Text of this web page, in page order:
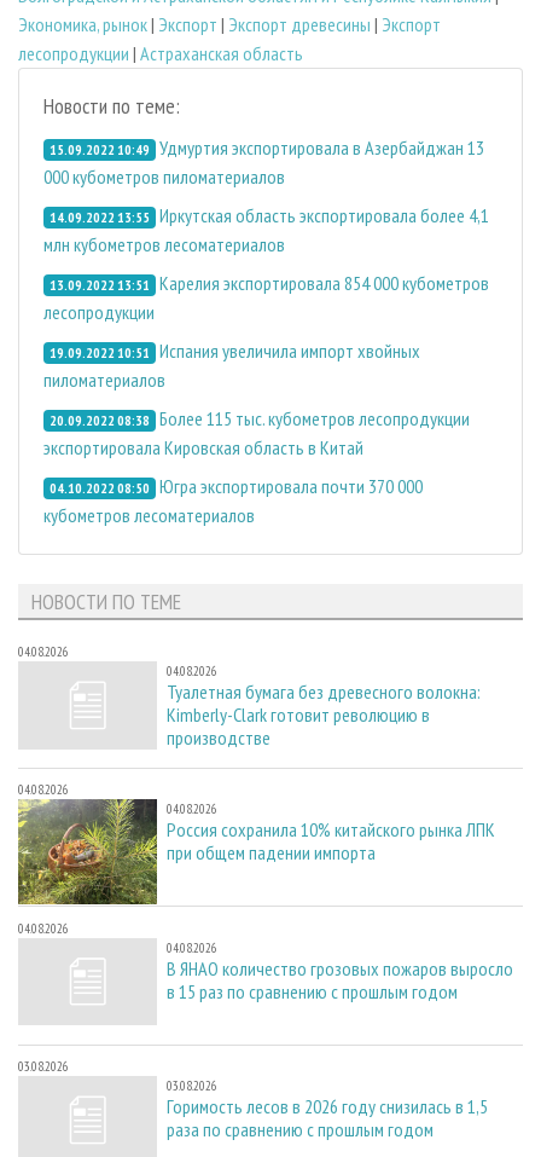
Экономика, рынок| Экспорт | Экспорт древесины | Экспорт
лесопродукции | Астраханская область
Новости по теме:
15.09.2022 10:49 Удмуртия экспортировала в Азербайджан 13
000 кубометров пиломатериалов
14.09.2022 13:55 Иркутская область экспортировала более 4,1
млн кубометров лесоматериалов
13.09.2022 13:51 Карелия экспортировала 854 000 кубометров
лесопродукции
19.09.2022 10:51 Испания увеличила импорт хвойных
пиломатериалов
20.09.2022 08:38 Более 115 тыс. кубометров лесопродукции
экспортировала Кировская область в Китай
04.10.2022 08:50 Югра экспортировала почти 370 000
кубометров лесоматериалов
НОВОСТИ ПО ТЕМЕ
04.08.2026
04.08.2026
Туалетная бумага без древесного волокна:
Kimberly-Clark готовит революцию в
производстве
04.08.2026
04.08.2026
Россия сохранила 10% китайского рынка ЛПК
при общем падении импорта
04.08.2026
04.08.2026
В ЯНАО количество грозовых пожаров выросло
в 15 раз по сравнению с прошлым годом
03.08.2026
03.08.2026
Горимость лесов в 2026 году снизилась в 1,5
раза по сравнению с прошлым годом